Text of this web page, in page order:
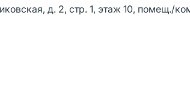
д. 2, стр. 1, этаж 10, помещ./